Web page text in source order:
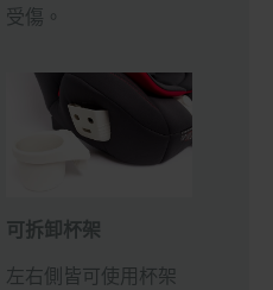
受傷。
可拆卸杯架
左右側皆可使用杯架